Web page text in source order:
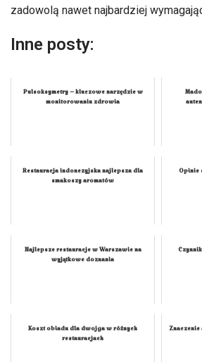
zadowolą nawet najbardziej
Inne posty:
Pulsoksymetry – kluczowe narzędzie w
monitorowaniu zdrowia
Restauracja indonezyjska najlepsza dla
smakoszy aromatów
Opinie
Najlepsze restauracje w Warszawie na
wyjątkowe doznania
Koszt obiadu dla dwojga w różnych
restauracjach
Znaczenie